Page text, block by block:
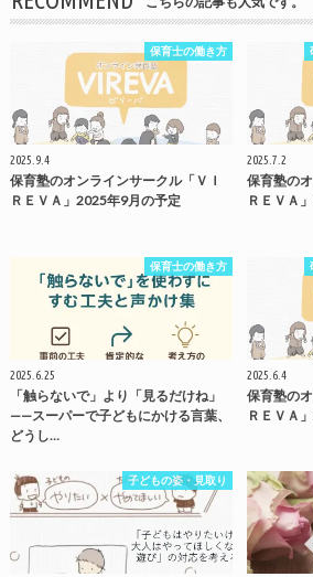
保育士の働き方
2025.9.4
保育塾のオンラインサークル「ＶＩ
ＲＥＶＡ」2025年9月の予定
2025.7.2
保育塾の
ＲＥＶＡ
保育士の働き方
2025.6.25
「触らないで」より「見るだけね」
——スーパーで子どもにかける言葉、
どうし…
2025.6.4
保育塾の
ＲＥＶＡ
子どもの姿・見取り